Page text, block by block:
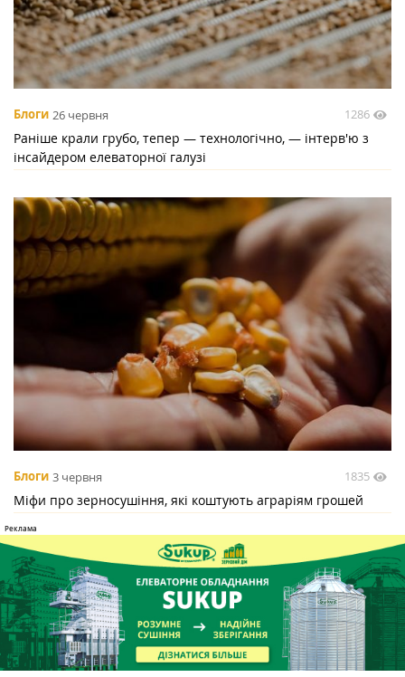
Блоги 26 червня 1286
Раніше крали грубо, тепер — технологічно, — інтерв'ю з
інсайдером елеваторної галузі
Блоги 3 червня 1835
Міфи про зерносушіння, які коштують аграріям грошей